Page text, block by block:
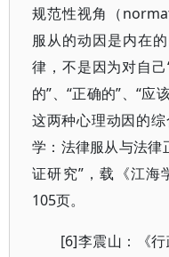
规范性视角（
服从的动因是内在
律，不是因为对自
的”、“正确的”、“应
这两种心理动因的
学：法律服从与法
证研究”，载《江
105页。
[6]李震山：《